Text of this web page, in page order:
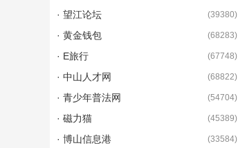
· 望江论坛 (39380)
· 黄金钱包 (68283)
· E旅行 (67748)
· 中山人才网 (68822)
· 青少年普法网 (54704)
· 磁力猫 (45389)
· 博山信息港 (33584)